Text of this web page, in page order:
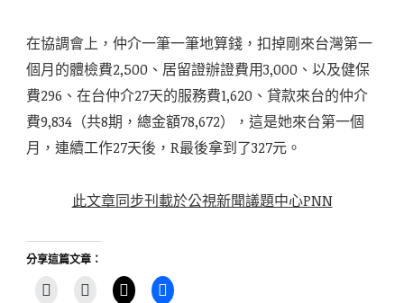
在協調會上，仲介一筆一筆地算錢，扣掉剛來台灣第一
個月的體檢費2,500、居留證辦證費用3,000、以及健保
費296、在台仲介27天的服務費1,620、貸款來台的仲介
費9,834（共8期，總金額78,672），這是她來台第一個
月，連續工作27天後，R最後拿到了327元。
此文章同步刊載於公視新聞議題中心PNN
分享這篇文章：